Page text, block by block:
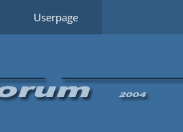
Userpage